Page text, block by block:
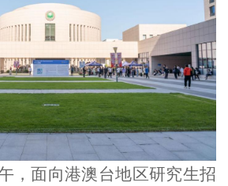
，面向港澳台地区研究生招